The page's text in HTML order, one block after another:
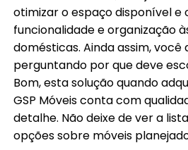
otimizar o espaço disponível e
funcionalidade e organização
domésticas. Ainda assim, você
perguntando por que deve
Bom, esta solução quando
GSP Móveis conta com
detalhe. Não deixe de ver a
opções sobre móveis